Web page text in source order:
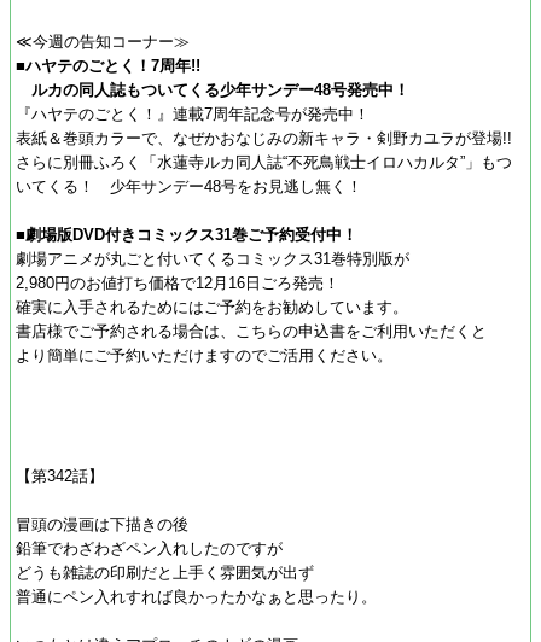
≪今週の告知コーナー≫
■ハヤテのごとく！7周年!!
ルカの同人誌もついてくる少年サンデー48号発売中！
『ハヤテのごとく！』連載7周年記念号が発売中！
表紙＆巻頭カラーで、なぜかおなじみの新キャラ・剣野カユラが登場!!
さらに別冊ふろく「水蓮寺ルカ同人誌“不死鳥戦士イロハカルタ”」もつ
いてくる！ 少年サンデー48号をお見逃し無く！
■劇場版DVD付きコミックス31巻ご予約受付中！
劇場アニメが丸ごと付いてくるコミックス31巻特別版が
2,980円のお値打ち価格で12月16日ごろ発売！
確実に入手されるためにはご予約をお勧めしています。
書店様でご予約される場合は、こちらの申込書をご利用いただくと
より簡単にご予約いただけますのでご活用ください。
【第342話】
冒頭の漫画は下描きの後
鉛筆でわざわざペン入れしたのですが
どうも雑誌の印刷だと上手く雰囲気が出ず
普通にペン入れすれば良かったかなぁと思ったり。